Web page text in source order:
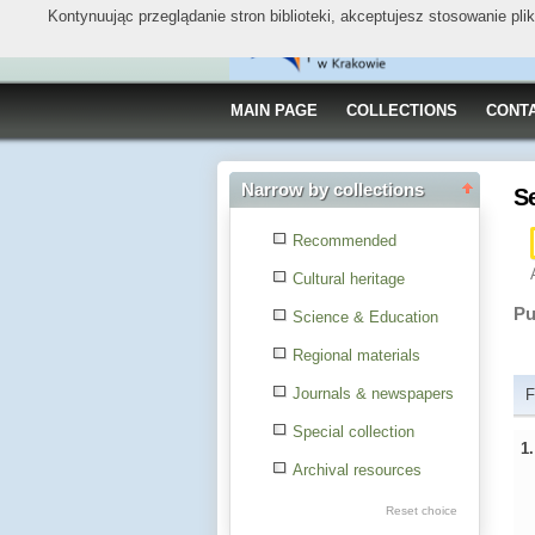
MAIN PAGE COLLECTIONS
Narrow by collections
Recommended
Cultural heritage
Science & Education
Regional materials
Journals & newspapers
Special collection
Archival resources
Reset choice
Kontynuując przeglądanie stron biblioteki, akceptujesz stosowanie